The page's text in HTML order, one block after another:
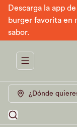
Descarga la app
burger favorita en
sabor.
Abrir menu de
¿Dónde